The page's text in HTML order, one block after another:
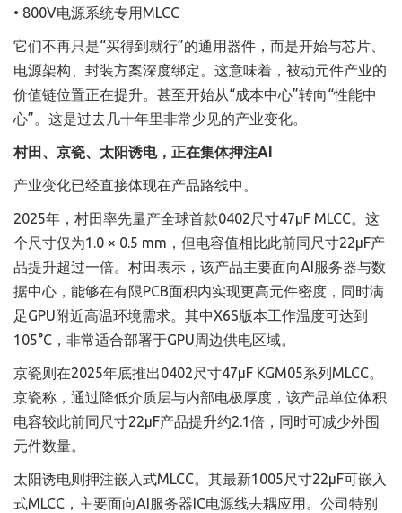
• 800V电源系统专用MLCC
它们不再只是“买得到就行”的通用器件，而是开始与芯片、
电源架构、封装方案深度绑定。这意味着，被动元件产业的
价值链位置正在提升。甚至开始从“成本中心”转向“性能中
心”。这是过去几十年里非常少见的产业变化。
村田、京瓷、太阳诱电，正在集体押注AI
产业变化已经直接体现在产品路线中。
2025年，村田率先量产全球首款0402尺寸47µF MLCC。这
个尺寸仅为1.0 × 0.5 mm，但电容值相比此前同尺寸22µF产
品提升超过一倍。村田表示，该产品主要面向AI服务器与数
据中心，能够在有限PCB面积内实现更高元件密度，同时满
足GPU附近高温环境需求。其中X6S版本工作温度可达到
105°C，非常适合部署于GPU周边供电区域。
京瓷则在2025年底推出0402尺寸47µF KGM05系列MLCC。
京瓷称，通过降低介质层与内部电极厚度，该产品单位体积
电容较此前同尺寸22µF产品提升约2.1倍，同时可减少外围
元件数量。
太阳诱电则押注嵌入式MLCC。其最新1005尺寸22µF可嵌入
式MLCC，主要面向AI服务器IC电源线去耦应用。公司特别